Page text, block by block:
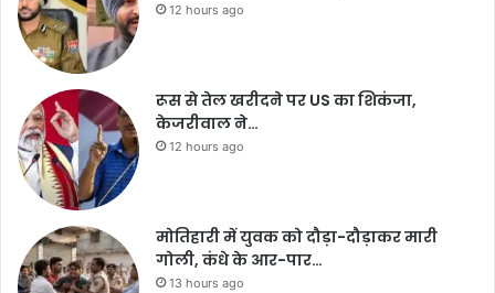
12 hours ago
रूस से तेल खरीदने पर US का शिकंजा,
केजरीवाल ने…
12 hours ago
मोतिहारी में युवक को दौड़ा-दौड़ाकर मारी
गोली, कंधे के आर-पार…
13 hours ago